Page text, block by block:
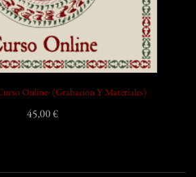
Online- (Grabación Y Materiales)
45,00 €